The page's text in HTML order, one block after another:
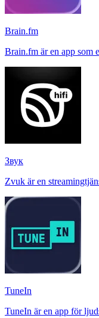
Brain.fm
Brain.fm är en app som
Звук
Zvuk är en
TuneIn
TuneIn är en app för